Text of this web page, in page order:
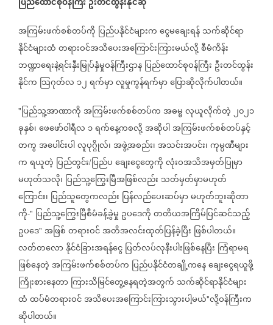
အကြမ်းဖက်စစ်တပ်ကို ပြည်ပနိုင်ငံများကငွေမချေးရန်သက်ဆိုင်ရာ
နိုင်ငံများထံတရားဝင်အသိပေးအကြောင်းကြားမယ်လို့စီမံကိန်း
ဘဏ္ဍာရေးနဲ့ရင်းနှီးမြုပ်နှံမှုဝန်ကြီးဌာနပြည်ထောင်စုဝန်ကြီး ဦးတင်ထွန်း
နိုင်က သြဂုတ်လ ၁၂ရက်မှာလူမှုကွန်ရက်မှာပြောဆိုလိုက်ပါတယ်။
"ပြည်သူ့အာဏာကိုအကြမ်းဖက်စစ်တပ်ကအဓမ္မလုယူလိုက်တဲ့၂၀၂၁
ခုနှစ်၊ဖေဖော်ဝါရီလ ၁ရက်နေ့ကစလို့အဆိုပါအကြမ်းဖက်စစ်တပ်နှင့်
တကွအပေါင်းပါလူပုဂ္ဂိုလ်၊အဖွဲ့အစည်း၊အသင်းအပင်း၊ကုမ္ပဏီများ
ကရယူတဲ့ ပြည်တွင်း/ပြည်ပချေးငွေတွေကိုလုံးဝအသိအမှတ်ပြုမှာ
မဟုတ်သလို၊ ပြည်သူ့ကြွေးမြီအဖြစ်လည်း သတ်မှတ်မှာမဟုတ်
ကြောင်း၊ ပြည်သူတွေကလည်း ပြန်လည်ပေးဆပ်မှာမဟုတ်ဘူးဆိုတာ
ကို-" ပြည်သူ့ကြွေးမြီစီမံခန့်ခွဲမှု ဥပဒေကိုတတိယအကြိမ်ပြင်ဆင်သည့်
ဥပဒေ" အဖြစ်တရားဝင်အတိအလင်းထုတ်ပြန်ခဲ့ပြီး ဖြစ်ပါတယ်။
လတ်တလောနိုင်ငံခြားအရန်ငွေပြတ်လပ်လုနီးပါးဖြစ်နေပြီး ကြံရာမရ
ဖြစ်နေတဲ့အကြမ်းဖက်စစ်တပ်က ပြည်ပနိုင်ငံတချို့ကနေချေးငွေရယူဖို့
ကြိုးစားနေတာကြားသိမြင်တွေ့နေရတဲ့အတွက် သက်ဆိုင်ရာနိုင်ငံများ
ထံထပ်မံတရားဝင်အသိပေးအကြောင်းကြားသွားပါ့မယ်"လို့ဝန်ကြီးက
ဆိုပါတယ်။